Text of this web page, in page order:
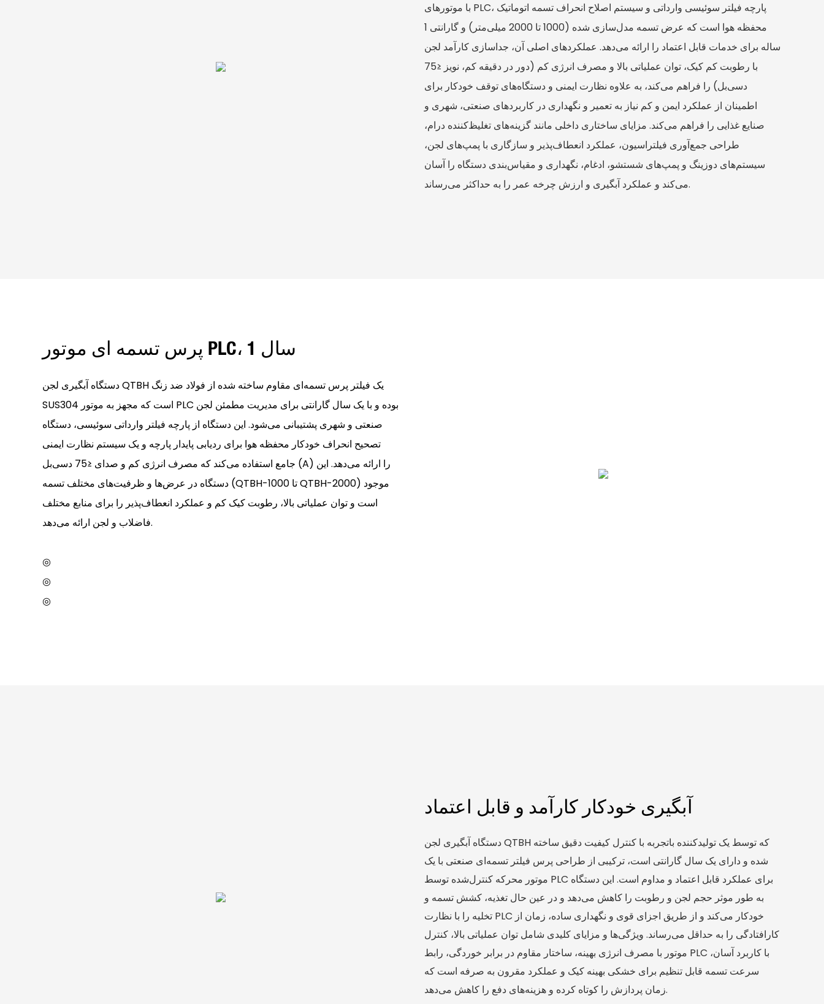
با موتورهای PLC، پارچه فیلتر سوئیسی وارداتی و سیستم اصلاح انحراف تسمه اتوماتیک
محفظه هوا است که عرض تسمه مدل‌سازی شده (1000 تا 2000 میلی‌متر) و گارانتی 1
ساله برای خدمات قابل اعتماد را ارائه می‌دهد. عملکردهای اصلی آن، جداسازی کارآمد لجن
با رطوبت کم کیک، توان عملیاتی بالا و مصرف انرژی کم (دور در دقیقه کم، نویز ≤75
دسی‌بل) را فراهم می‌کند، به علاوه نظارت ایمنی و دستگاه‌های توقف خودکار برای
اطمینان از عملکرد ایمن و کم نیاز به تعمیر و نگهداری در کاربردهای صنعتی، شهری و
صنایع غذایی را فراهم می‌کند. مزایای ساختاری داخلی مانند گزینه‌های تغلیظ‌کننده درام،
طراحی جمع‌آوری فیلتراسیون، عملکرد انعطاف‌پذیر و سازگاری با پمپ‌های لجن،
سیستم‌های دوزینگ و پمپ‌های شستشو، ادغام، نگهداری و مقیاس‌بندی دستگاه را آسان
می‌کند و عملکرد آبگیری و ارزش چرخه عمر را به حداکثر می‌رساند.
پرس تسمه ای موتور PLC، 1 سال
دستگاه آبگیری لجن QTBH یک فیلتر پرس تسمه‌ای مقاوم ساخته شده از فولاد ضد زنگ
SUS304 است که مجهز به موتور PLC بوده و با یک سال گارانتی برای مدیریت مطمئن لجن
صنعتی و شهری پشتیبانی می‌شود. این دستگاه از پارچه فیلتر وارداتی سوئیسی، دستگاه
تصحیح انحراف خودکار محفظه هوا برای ردیابی پایدار پارچه و یک سیستم نظارت ایمنی
جامع استفاده می‌کند که مصرف انرژی کم و صدای ≤75 دسی‌بل (A) را ارائه می‌دهد. این
دستگاه در عرض‌ها و ظرفیت‌های مختلف تسمه (QTBH-1000 تا QTBH-2000) موجود
است و توان عملیاتی بالا، رطوبت کیک کم و عملکرد انعطاف‌پذیر را برای منابع مختلف
فاضلاب و لجن ارائه می‌دهد.
◎
◎
◎
آبگیری خودکار کارآمد و قابل اعتماد
دستگاه آبگیری لجن QTBH که توسط یک تولیدکننده باتجربه با کنترل کیفیت دقیق ساخته
شده و دارای یک سال گارانتی است، ترکیبی از طراحی پرس فیلتر تسمه‌ای صنعتی با یک
موتور محرکه کنترل‌شده توسط PLC برای عملکرد قابل اعتماد و مداوم است. این دستگاه
به طور موثر حجم لجن و رطوبت را کاهش می‌دهد و در عین حال تغذیه، کشش تسمه و
تخلیه را با نظارت PLC خودکار می‌کند و از طریق اجزای قوی و نگهداری ساده، زمان از
کارافتادگی را به حداقل می‌رساند. ویژگی‌ها و مزایای کلیدی شامل توان عملیاتی بالا، کنترل
موتور با مصرف انرژی بهینه، ساختار مقاوم در برابر خوردگی، رابط PLC با کاربرد آسان،
سرعت تسمه قابل تنظیم برای خشکی بهینه کیک و عملکرد مقرون به صرفه است که
زمان پردازش را کوتاه کرده و هزینه‌های دفع را کاهش می‌دهد.